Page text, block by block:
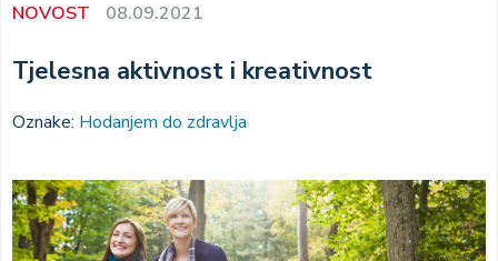
NOVOST 08.09.2021
Tjelesna aktivnost i kreativnost
Oznake: Hodanjem do zdravlja